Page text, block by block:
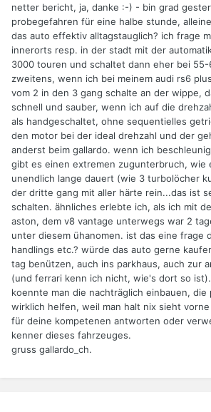
netter bericht, ja, danke :-) - bin grad
probegefahren für eine halbe stunde,
das auto effektiv alltagstauglich? ich frage
innerorts resp. in der stadt mit der
3000 touren und schaltet dann eher bei
zweitens, wenn ich bei meinem audi rs6
vom 2 in den 3 gang schalte an der wippe,
schnell und sauber, wenn ich auf die
als handgeschaltet, ohne sequentielles
den motor bei der ideal drehzahl und der
anderst beim gallardo. wenn ich
gibt es einen extremen zugunterbruch, wie
unendlich lange dauert (wie 3 turbolöcher
der dritte gang mit aller härte rein...das ist
schalten. ähnliches erlebte ich, als ich mit
aston, dem v8 vantage unterwegs war 2
unter diesem ühanomen. ist das eine frage
handlings etc.? würde das auto gerne
tag benützen, auch ins parkhaus, auch zur
(und ferrari kenn ich nicht, wie's dort so
koennte man die nachträglich einbauen,
wirklich helfen, weil man halt nix sieht
für deine kompetenen antworten oder
kenner dieses fahrzeuges.
gruss gallardo_ch.